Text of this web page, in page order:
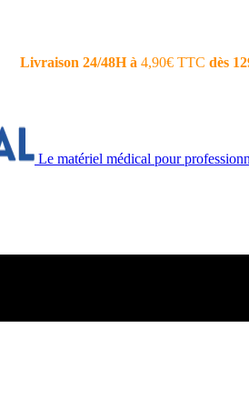
Livraison 24/48H à 4,90€ TTC dès
Le matériel médical pour